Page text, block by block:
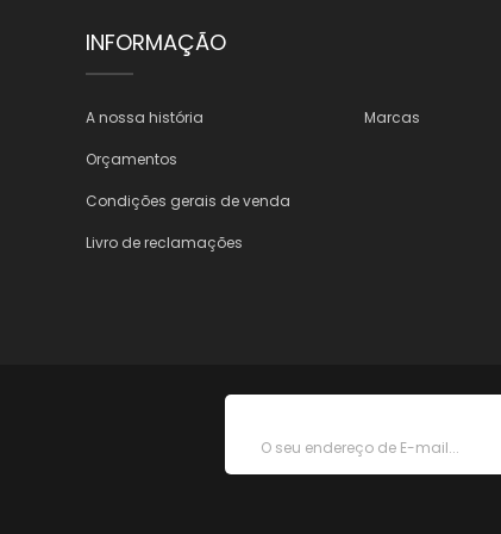
INFORMAÇÃO
A nossa história
Orçamentos
Condições gerais de venda
Livro de reclamações
Marcas